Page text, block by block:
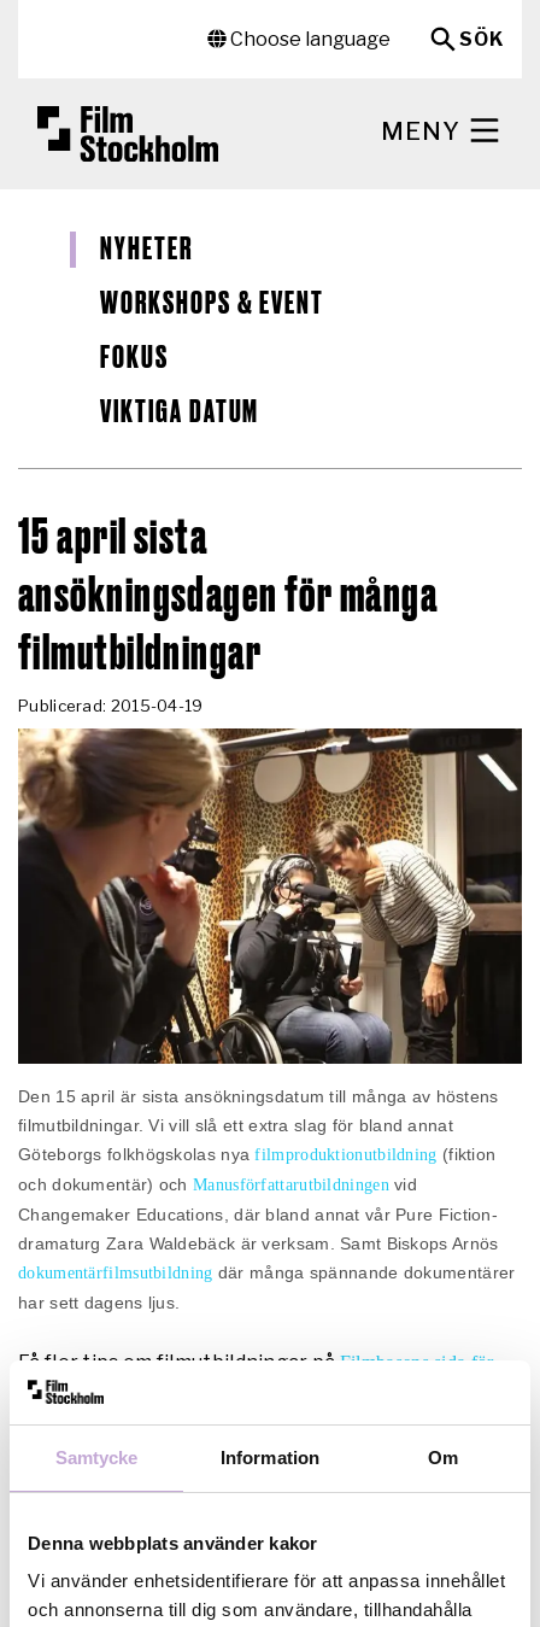
Samtycke Information Om
Denna webbplats använder kakor
Vi använder enhetsidentifierare för att anpassa innehållet
och annonserna till dig som användare, tillhandahålla
Choose language
SÖK
MENY
NYHETER
WORKSHOPS & EVENT
FOKUS
VIKTIGA DATUM
15 april sista
ansökningsdagen för många
filmutbildningar
Publicerad: 2015-04-19
Den 15 april är sista ansökningsdatum till många av höstens
filmutbildningar. Vi vill slå ett extra slag för bland annat
Göteborgs folkhögskolas nyafilmproduktionutbildning (fiktion
och dokumentär) ochManusförfattarutbildningen vid
Changemaker Educations, där bland annat vår Pure Fiction-
dramaturg Zara Waldebäck är verksam. Samt Biskops Arnös
dokumentärfilmsutbildning där många spännande dokumentärer
har sett dagens ljus.
Få fler tips om filmutbildningar på Filmbasens sida för
filmutbildningar